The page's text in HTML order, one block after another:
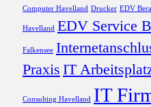
Computer Havelland Drucker EDV
Havelland EDV Service
Falkensee
Praxis IT
Consulting Havelland IT